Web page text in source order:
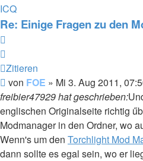
von
FOE
ICQ
Re: Einige Fragen zu den
Zitieren
Beitrag
von FOE » Mi 3. Aug 2011,
freibier47929 hat geschrieben:
englischen Originalseite richtig
Modmanager in den Ordner, wo
Wenn's um den Torchlight Mod
dann sollte es egal sein, wo er